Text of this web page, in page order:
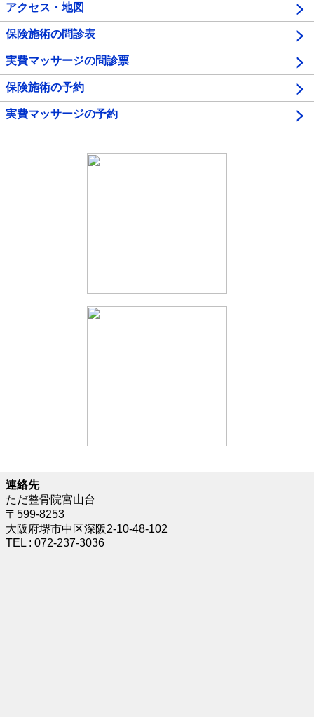
アクセス・地図
保険施術の問診表
実費マッサージの問診票
保険施術の予約
実費マッサージの予約
連絡先
ただ整骨院宮山台
〒599-8253
大阪府堺市中区深阪2-10-48-102
TEL : 072-237-3036